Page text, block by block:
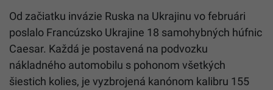
Od začiatku invázie Ruska na Ukrajinu vo februári
poslalo Francúzsko Ukrajine 18 samohybných húfnic
Caesar. Každá je postavená na podvozku
nákladného automobilu s pohonom všetkých
šiestich kolies, je vyzbrojená kanónom kalibru 155